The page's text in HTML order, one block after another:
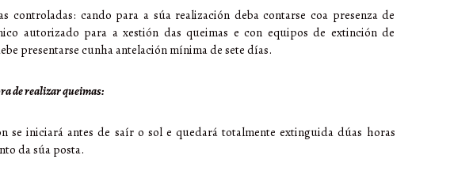
controladas: cando para a súa realización deba contarse coa presenza de
autorizado para a xestión das queimas e con equipos de extinción de
presentarse cunha antelación mínima de sete días.
de realizar queimas:
se iniciará antes de saír o sol e quedará totalmente extinguida dúas horas
da súa posta.